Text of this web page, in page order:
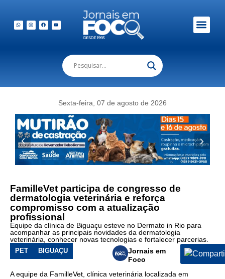
Sexta-feira, 07 de agosto de 2026
FamilleVet participa de congresso de
dermatologia veterinária e reforça
compromisso com a atualização
profissional
Equipe da clínica de Biguaçu esteve no Dermato in Rio para
acompanhar as principais novidades da dermatologia
veterinária, conhecer novas tecnologias e fortalecer parcerias.
PET BIGUAÇU
Jornais em
Foco
Foto:
Equipe
FamilleVet
participou
do
congresso
Dermato
in
Rio
A equipe da FamilleVet, clínica veterinária localizada em